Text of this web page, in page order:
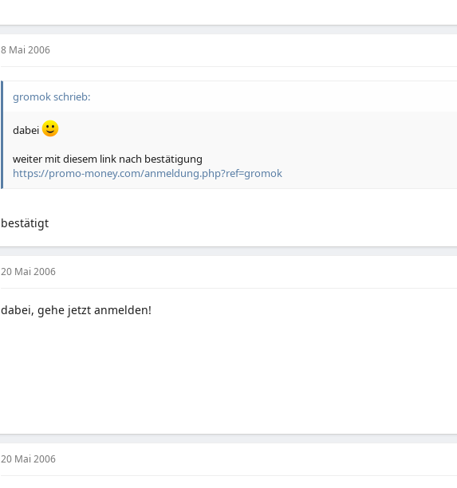
8 Mai 2006
gromok schrieb:
dabei
weiter mit diesem link nach bestätigung
https://promo-money.com/anmeldung.php?ref=gromok
bestätigt
20 Mai 2006
dabei, gehe jetzt anmelden!
20 Mai 2006